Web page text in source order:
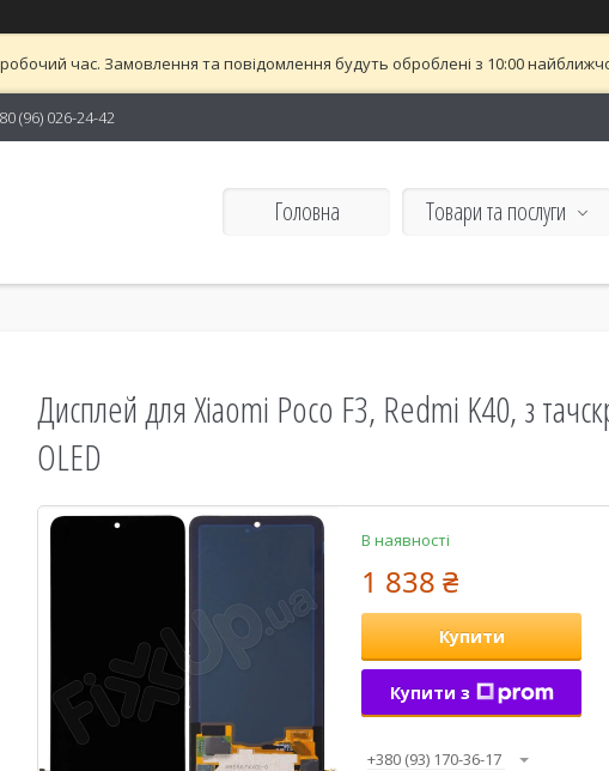
час. Замовлення та повідомлення будуть оброблені з 10:00
(96) 026-24-42
Головна Товари та послуги
Дисплей для Xiaomi Poco F3, Redmi K40, з
OLED
В наявності
1 838 ₴
Купити
Купити з
+380 (93) 170-36-17